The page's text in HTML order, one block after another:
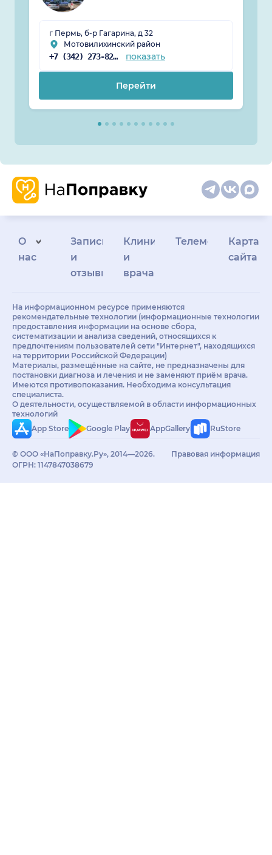
г Пермь, б-р Гагарина, д 32
Мотовилихинский район
+7 (342) 273-82-46 показать
Перейти
О
нас
Запись
и
отзывы
Клиникам
и
врачам
Телемедицина
Карта
сайта
На информационном ресурсе применяются
рекомендательные технологии (информационные технологии
предоставления информации на основе сбора,
систематизации и анализа сведений, относящихся к
предпочтениям пользователей сети "Интернет", находящихся
на территории Российской Федерации)
Материалы, размещённые на сайте, не предназначены для
постановки диагноза и лечения и не заменяют приём врача.
Имеются противопоказания. Необходима консультация
специалиста.
О деятельности, осуществляемой в области информационных
технологий
App Store
Google Play AppGallery RuStore
© ООО «НаПоправку.Ру», 2014—2026.
ОГРН: 1147847038679
Правовая информация